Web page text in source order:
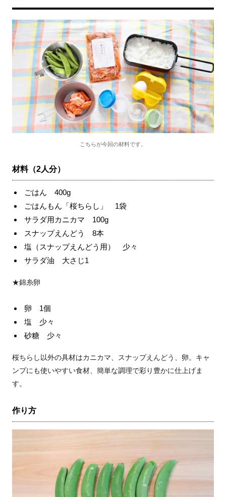
こちらが今回の材料です。
材料（2人分）
ごはん 400g
ごはんもん「桜ちらし」 1袋
サラダ用カニカマ 100g
スナップえんどう 8本
塩（スナップえんどう用） 少々
サラダ油 大さじ1
★錦糸卵
卵 1個
塩 少々
砂糖 少々
桜ちらし以外の具材はカニカマ、スナップえんどう、卵。キャ
ンプにも使いやすい食材、簡単な調理で彩り豊かに仕上げま
す。
作り方